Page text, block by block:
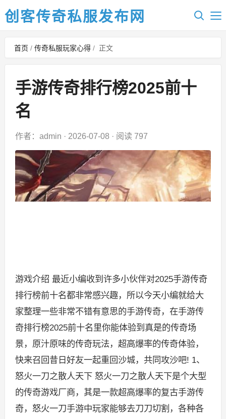
创客传奇私服发布网
首页 / 传奇私服玩家心得 / 正文
手游传奇排行榜2025前十
名
作者：admin · 2026-07-08 · 阅读 797
游戏介绍 最近小编收到许多小伙伴对2025手游传奇
排行榜前十名都非常感兴趣，所以今天小编就给大
家整理一些非常不错有意思的手游传奇，在手游传
奇排行榜2025前十名里你能体验到真是的传奇场
景，原汁原味的传奇玩法，超高爆率的传奇体验，
快来召回昔日好友一起重回沙城，共同攻沙吧! 1、
怒火一刀之散人天下 怒火一刀之散人天下是个大型
的传奇游戏厂商，其是一款超高爆率的复古手游传
奇，怒火一刀手游中玩家能够去刀刀切割，各种各